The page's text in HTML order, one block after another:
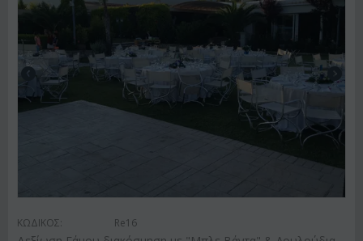
ΚΩΔΙΚΟΣ: Re16